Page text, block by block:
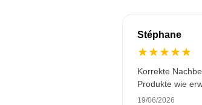
Stéphane
★★★★★
Korrekte
Produkte wie
19/06/2026